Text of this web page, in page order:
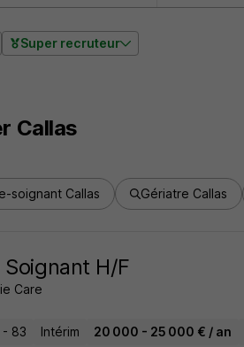
Super recruteur
Callas
soignant Callas Gériatre Callas
Soignant H/F
Care
- 83 Intérim 20 000 - 25 000 € / an